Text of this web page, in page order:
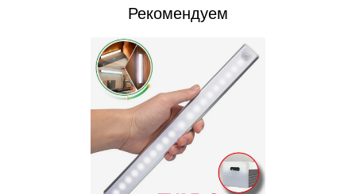
Рекомендуем